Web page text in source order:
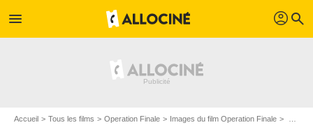
menu profil search
Accueil Tous les films Operation Finale Images du film Operation Finale